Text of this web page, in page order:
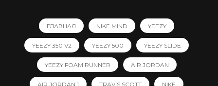
ГЛАВНАЯ NIKE MIND YEEZY
YEEZY 350 V2 YEEZY 500 YEEZY SLIDE
YEEZY FOAM RUNNER AIR JORDAN
AIR JORDAN 1 TRAVIS SCOTT NIKE